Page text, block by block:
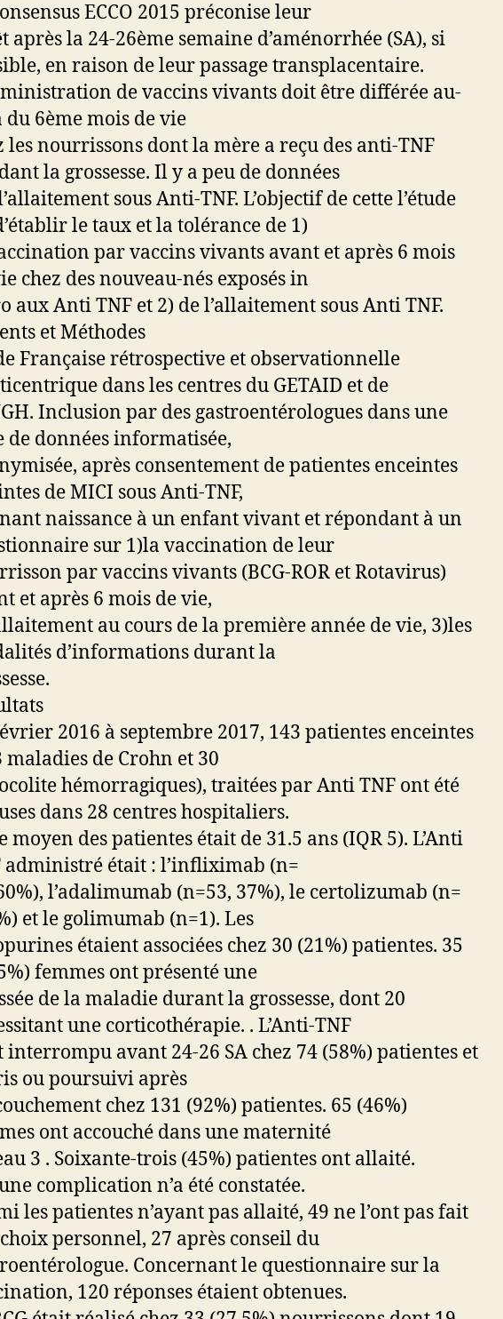
ECCO 2015 préconise leur
après la 24-26ème semaine d’aménorrhée (SA), si
en raison de leur passage transplacentaire.
de vaccins vivants doit être différée au-
du 6ème mois de vie
les nourrissons dont la mère a reçu des anti-TNF
la grossesse. Il y a peu de données
sous Anti-TNF. L’objectif de cette l’étude
le taux et la tolérance de 1)
par vaccins vivants avant et après 6 mois
chez des nouveau-nés exposés in
aux Anti TNF et 2) de l’allaitement sous Anti TNF.
et Méthodes
Française rétrospective et observationnelle
dans les centres du GETAID et de
Inclusion par des gastroentérologues dans une
de données informatisée,
après consentement de patientes enceintes
de MICI sous Anti-TNF,
naissance à un enfant vivant et répondant à un
sur 1)la vaccination de leur
par vaccins vivants (BCG-ROR et Rotavirus)
et après 6 mois de vie,
au cours de la première année de vie, 3)les
d’informations durant la
2016 à septembre 2017, 143 patientes enceintes
maladies de Crohn et 30
hémorragiques), traitées par Anti TNF ont été
dans 28 centres hospitaliers.
moyen des patientes était de 31.5 ans (IQR 5). L’Anti
administré était : l’infliximab (n=
l’adalimumab (n=53, 37%), le certolizumab (n=
et le golimumab (n=1). Les
étaient associées chez 30 (21%) patientes. 35
femmes ont présenté une
de la maladie durant la grossesse, dont 20
une corticothérapie. . L’Anti-TNF
interrompu avant 24-26 SA chez 74 (58%) patientes et
ou poursuivi après
chez 131 (92%) patientes. 65 (46%)
ont accouché dans une maternité
3 . Soixante-trois (45%) patientes ont allaité.
complication n’a été constatée.
les patientes n’ayant pas allaité, 49 ne l’ont pas fait
personnel, 27 après conseil du
Concernant le questionnaire sur la
120 réponses étaient obtenues.